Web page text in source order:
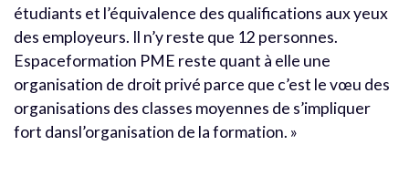
étudiants et l’équivalence des qualifications aux yeux
des employeurs. Il n’y reste que 12 personnes.
Espaceformation PME reste quant à elle une
organisation de droit privé parce que c’est le vœu des
organisations des classes moyennes de s’impliquer
fort dansl’organisation de la formation. »